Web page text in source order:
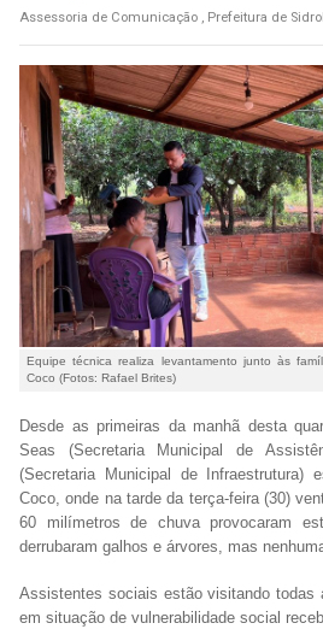
Assessoria de Comunicação , Prefeitura de
Equipe técnica realiza levantamento junto às
Coco (Fotos: Rafael Brites)
Desde as primeiras da manhã desta
Seas (Secretaria Municipal de
(Secretaria Municipal de Infraestrutura)
Coco, onde na tarde da terça-feira (30)
60 milímetros de chuva provocaram
derrubaram galhos e árvores, mas
Assistentes sociais estão visitando todas
em situação de vulnerabilidade social